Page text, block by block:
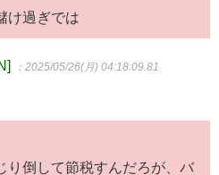
け過ぎでは
：2025/05/26(月) 04:18:09.81
り倒して節税すんだろが、バ